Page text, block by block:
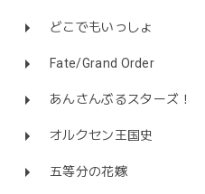
どこでもいっしょ
Fate/Grand Order
あんさんぶるスターズ！
オルクセン王国史
五等分の花嫁